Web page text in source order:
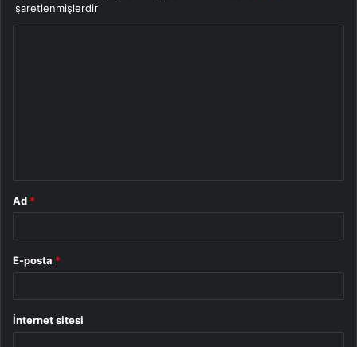
işaretlenmişlerdir
Ad *
E-posta *
İnternet sitesi